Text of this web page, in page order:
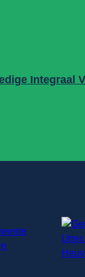
Integraal